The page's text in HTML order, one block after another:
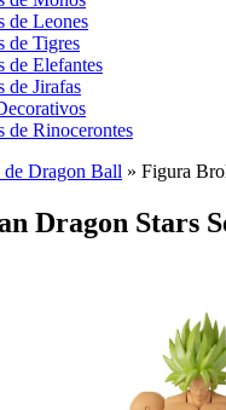
de Leones
de Tigres
de Elefantes
de Jirafas
de Rinocerontes
de Dragon Ball » Figura
Dragon Stars